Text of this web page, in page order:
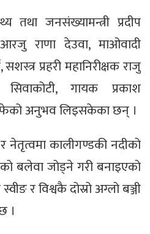
तथा जनसंख्यामन्त्री प्रदीप
आरजु राणा देउवा, माओवादी
प्रहरी महानिरीक्षक राजु
सिवाकोटी, गायक प्रकाश
अनुभव लिइसकेका छन् ।
नेतृत्वमा कालीगण्डकी नदीको
बलेवा जोड्ने गरी बनाइएको
र विश्वकै दोस्रो अग्लो बञ्जी
।